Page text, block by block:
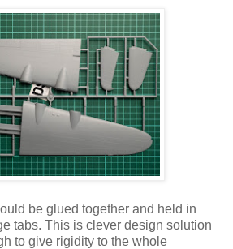
be glued together and held in
tabs. This is clever design solution
to give rigidity to the whole